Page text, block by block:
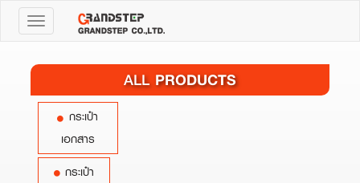
Toggle
ALL PRODUCTS
กระเป๋า
เอกสาร
กระเป๋า